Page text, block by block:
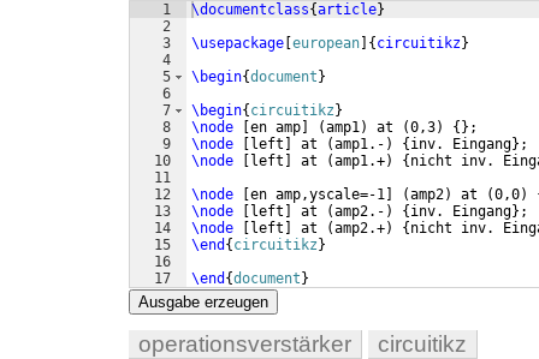
1
2
3
4
5
6
7
8
9
10
11
12
13
14
15
16
17
\documentclass{article}
\usepackage european { circuitikz}
\begin{document }
\begin{ circuitikz }
\node
en amp (amp1) at (0,3) { } ;
\node
left at (amp1.- ) { inv. Eingang} ;
\node
left at (amp1.+) { nicht inv.
\node
en amp,yscale=-1 (amp2) at (0,0)
\node
left at (amp2.- ) { inv. Eingang} ;
\node
left at (amp2.+) { nicht inv.
\end { circuitikz }
\end {document }
Ausgabe erzeugen
operationsverstärker circuitikz